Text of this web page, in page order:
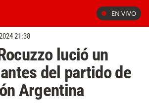
EN VIVO
21:38
lució un
del partido de
Argentina